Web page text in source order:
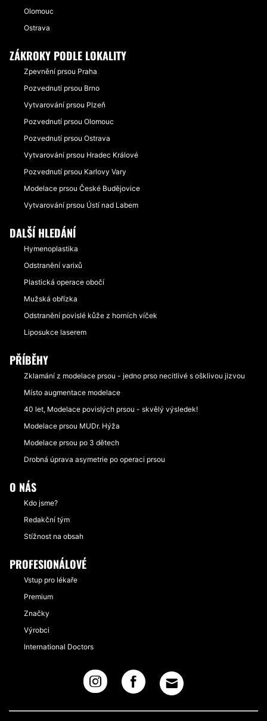
Olomouc
Ostrava
ZÁKROKY PODLE LOKALITY
Zpevnění prsou Praha
Pozvednutí prsou Brno
Vytvarování prsou Plzeň
Pozvednutí prsou Olomouc
Pozvednutí prsou Ostrava
Vytvarování prsou Hradec Králové
Pozvednutí prsou Karlovy Vary
Modelace prsou České Budějovice
Vytvarování prsou Ústí nad Labem
DALŠÍ HLEDÁNÍ
Hymenoplastika
Odstranění varixů
Plastická operace obočí
Mužská obřízka
Odstranění povislé kůže z horních víček
Liposukce laserem
PŘÍBĚHY
Zklamání z modelace prsou - jedno prso necitlivé s ošklivou jizvou
Místo augmentace modelace
40 let, Modelace povislých prsou - skvělý výsledek!
Modelace prsou MUDr. Hýža
Modelace prsou po 3 dětech
Drobná úprava asymetrie po operaci prsou
O NÁS
Kdo jsme?
Redakční tým
Stížnost na obsah
PROFESIONÁLOVÉ
Vstup pro lékaře
Premium
Značky
Výrobci
International Doctors